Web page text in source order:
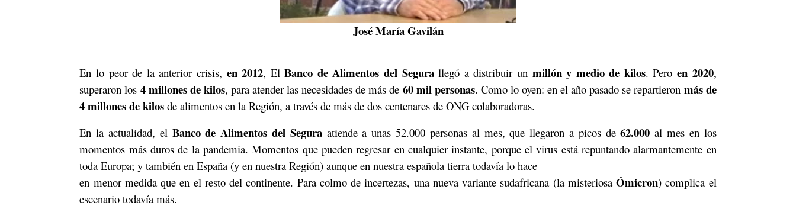
José María Gavilán
En lo peor de la anterior crisis, en 2012, ElBanco de Alimentos del Segurallegó a distribuir unmillón y medio de kilos. Peroen 2020,
superaron los 4 millones de kilos, para atender las necesidades de más de 60 mil personas. Como lo oyen: en el año pasado se repartieron más de
4 millones de kilos de alimentos en la Región, a través de más de dos centenares de ONG colaboradoras.
En la actualidad, el Banco de Alimentos del Seguraatiende a unas 52.000 personas al mes, que llegaron a picos de62.000 al mes en los
momentos más duros de la pandemia. Momentos que pueden regresar en cualquier instante, porque el virus está repuntando alarmantemente en
toda Europa; y también en España (y en nuestra Región) aunque en nuestra española tierra todavía lo hace
en menor medida que en el resto del continente. Para colmo de incertezas, una nueva variante sudafricana (la misteriosaÓmicron) complica el
escenario todavía más.